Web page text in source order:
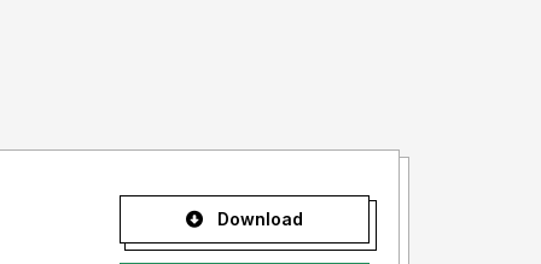
Download